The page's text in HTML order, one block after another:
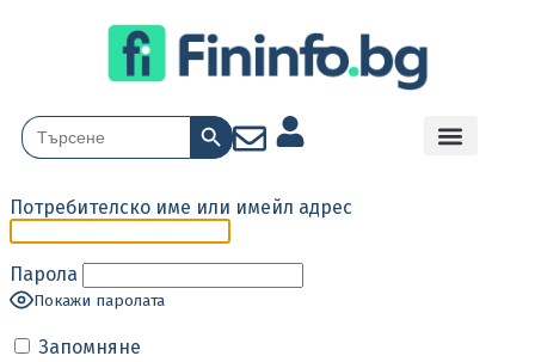
Search
for:
Search Button
Потребителско име или имейл адрес
Парола
Покажи паролата
Запомняне